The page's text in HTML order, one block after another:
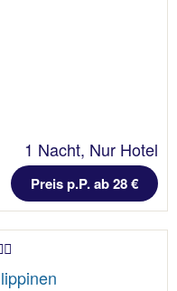
1 Nacht, Nur Hotel
Preis p.P. ab 28 €